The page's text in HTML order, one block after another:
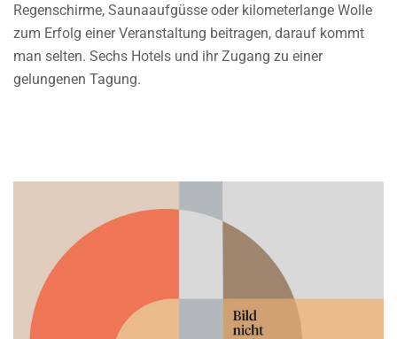
Regenschirme, Saunaaufgüsse oder kilometerlange Wolle
zum Erfolg einer Veranstaltung beitragen, darauf kommt
man selten. Sechs Hotels und ihr Zugang zu einer
gelungenen Tagung.